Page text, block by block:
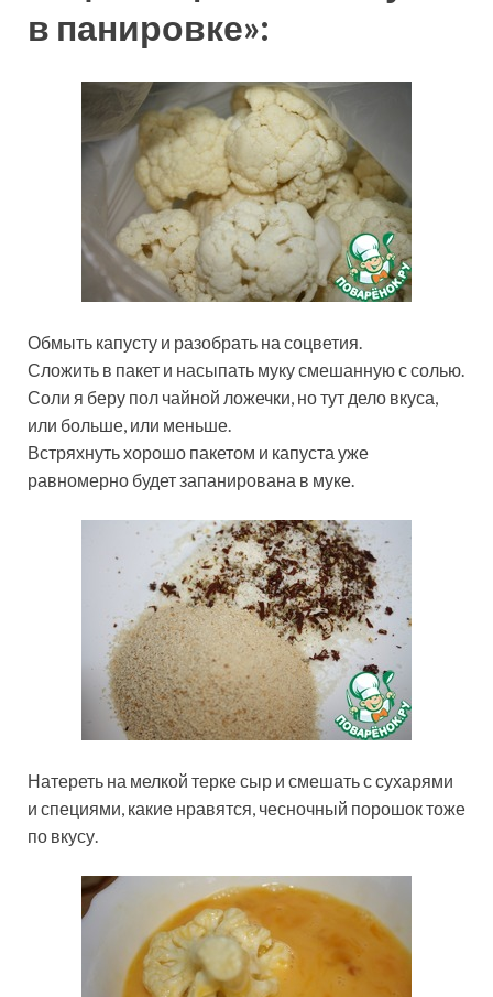
в панировке»:
Обмыть капусту и разобрать на соцветия.
Сложить в пакет и насыпать муку смешанную с солью.
Соли я беру пол чайной ложечки, но тут дело вкуса,
или больше, или меньше.
Встряхнуть хорошо пакетом и капуста уже
равномерно будет запанирована в муке.
Натереть на мелкой терке сыр и смешать с сухарями
и специями, какие нравятся, чесночный порошок тоже
по вкусу.